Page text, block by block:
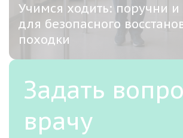
Учимся ходить: поручни и
для безопасного
походки
Задать
врачу